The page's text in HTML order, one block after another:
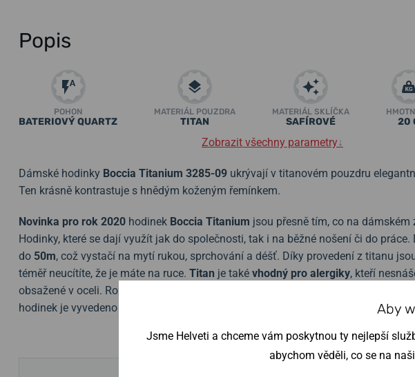
Popis
POHON
BATERIOVÝ QUARTZ
MATERIÁL POUZDRA
TITAN
MATERIÁL SKLÍČKA
SAFÍROVÉ 20
Zobrazit všechny parametry↓
Dámské hodinky Boccia Titanium 3285-09 ukrývají v titanovém pouzdru
Ten krásně kontrastuje s hnědým koženým řemínkem.
Novinka pro rok 2020 hodinek Boccia Titanium jsou přesně tím, co na dámském
Hodinky, které se dají využít jak do společnosti, tak i na běžné nošení či do
do 50m, což vystačí na mytí rukou, sprchování a déšť. Díky provedení z titanu
téměř neucítíte, že je máte na ruce. Titan je také vhodný pro alergiky, kteří
obsažené v oceli. Rozměrem pouzdra
hodinek je vyvedeno v úpravě
Aby
Jsme Helveti a chceme vám poskytnou ty nejlepší
abychom věděli, co se na